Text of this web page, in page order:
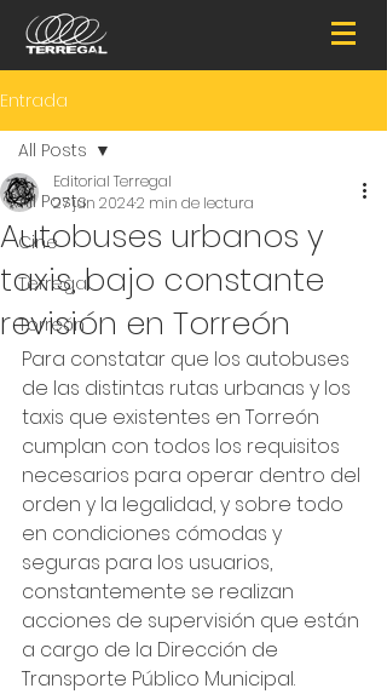
Entrada
All Posts
Cine
Terregal
Torreón
All Posts
Autobuses urbanos y
taxis, bajo constante
revisión en Torreón
Editorial Terregal
27 jun 20242 min de lectura
Para constatar que los autobuses
de las distintas rutas urbanas y los
taxis que existentes en Torreón
cumplan con todos los requisitos
necesarios para operar dentro del
orden y la legalidad, y sobre todo
en condiciones cómodas y
seguras para los usuarios,
constantemente se realizan
acciones de supervisión que están
a cargo de la Dirección de
Transporte Público Municipal.